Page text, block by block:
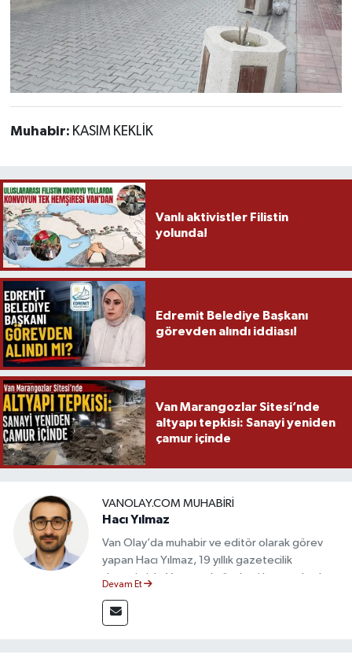
Muhabir: KASIM KEKLİK
Vanlı aktivistler Filistin
yolunda!
Edremit Belediye Başkanı
görevden alındı iddiası!
Van Marangozlar Sitesi’nde
altyapı tepkisi: Sanayi yeniden
çamur içinde
VANOLAY.COM MUHABIRI
Hacı Yılmaz
Van Olay’da muhabir ve editör olarak görev
yapan Hacı Yılmaz, 19 yıllık gazetecilik
deneyimiyle Van yerel gündemi başta olmak
takip etmektedir. Editoryal sürece katkı sunan
Yılmaz, tarafsızlık, doğruluk ve etik ilkeler
Devam Et